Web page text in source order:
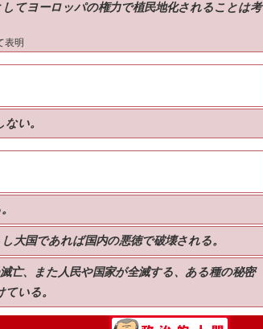
てヨーロッパの権力で植民地化されることは考
表明
い。
大国であれば国内の悪徳で破壊される。
亡、また人民や国家が全滅する、ある種の秘密
いる。